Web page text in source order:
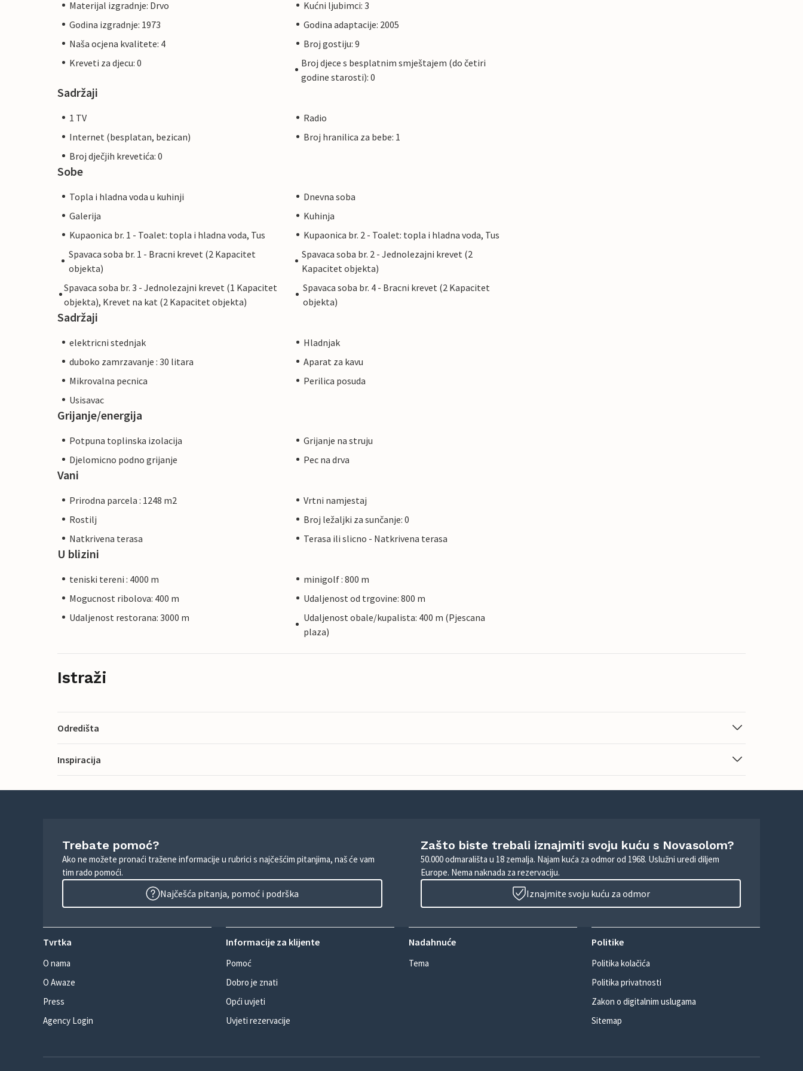
Materijal izgradnje: Drvo
Kućni ljubimci: 3
Godina izgradnje: 1973
Godina adaptacije: 2005
Naša ocjena kvalitete: 4
Broj gostiju: 9
Kreveti za djecu: 0
Broj djece s besplatnim smještajem (do četiri
godine starosti): 0
Sadržaji
1 TV
Radio
Internet (besplatan, bezican)
Broj hranilica za bebe: 1
Broj dječjih krevetića: 0
Sobe
Topla i hladna voda u kuhinji
Dnevna soba
Galerija
Kuhinja
Kupaonica br. 1 - Toalet: topla i hladna voda, Tus
Kupaonica br. 2 - Toalet: topla i hladna voda, Tus
Spavaca soba br. 1 - Bracni krevet (2 Kapacitet
objekta)
Spavaca soba br. 2 - Jednolezajni krevet (2
Kapacitet objekta)
Spavaca soba br. 3 - Jednolezajni krevet (1 Kapacitet
objekta), Krevet na kat (2 Kapacitet objekta)
Spavaca soba br. 4 - Bracni krevet (2 Kapacitet
objekta)
Sadržaji
elektricni stednjak
Hladnjak
duboko zamrzavanje : 30 litara
Aparat za kavu
Mikrovalna pecnica
Perilica posuda
Usisavac
Grijanje/energija
Potpuna toplinska izolacija
Grijanje na struju
Djelomicno podno grijanje
Pec na drva
Vani
Prirodna parcela : 1248 m2
Vrtni namjestaj
Rostilj
Broj ležaljki za sunčanje: 0
Natkrivena terasa
Terasa ili slicno - Natkrivena terasa
U blizini
teniski tereni : 4000 m
minigolf : 800 m
Mogucnost ribolova: 400 m
Udaljenost od trgovine: 800 m
Udaljenost restorana: 3000 m
Udaljenost obale/kupalista: 400 m (Pjescana
plaza)
Istraži
Odredišta
Inspiracija
Trebate pomoć?
Ako ne možete pronaći tražene informacije u rubrici s najčešćim pitanjima, naš će vam
tim rado pomoći.
Najčešća pitanja, pomoć i podrška
Zašto biste trebali iznajmiti svoju kuću s Novasolom?
50.000 odmarališta u 18 zemalja. Najam kuća za odmor od 1968. Uslužni uredi diljem
Europe. Nema naknada za rezervaciju.
Iznajmite svoju kuću za odmor
Tvrtka
O nama
O Awaze
Press
Agency Login
Informacije za klijente
Pomoć
Dobro je znati
Opći uvjeti
Uvjeti rezervacije
Nadahnuće
Tema
Politike
Politika kolačića
Politika privatnosti
Zakon o digitalnim uslugama
Sitemap